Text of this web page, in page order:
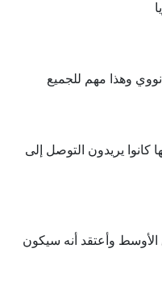
وهذا مهم للجميع
يريدون التوصل إلى
الأوسط وأعتقد أنه سيكون